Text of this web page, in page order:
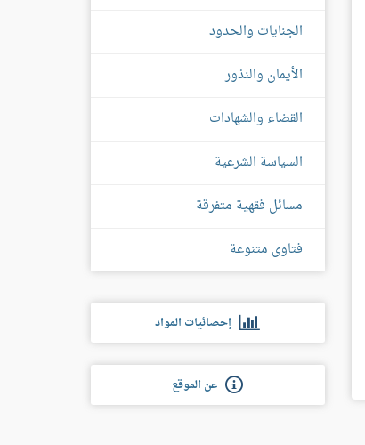
الجنايات والحدود
الأيمان والنذور
القضاء والشهادات
السياسة الشرعية
مسائل فقهية متفرقة
فتاوى متنوعة
إحصائيات المواد
عن الموقع